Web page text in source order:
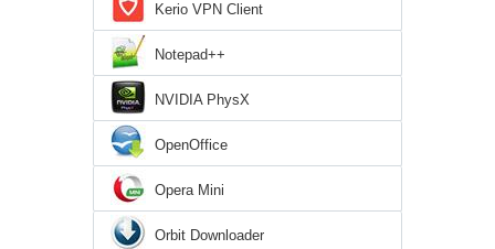
Kerio VPN Client
Notepad++
NVIDIA PhysX
OpenOffice
Opera Mini
Orbit Downloader